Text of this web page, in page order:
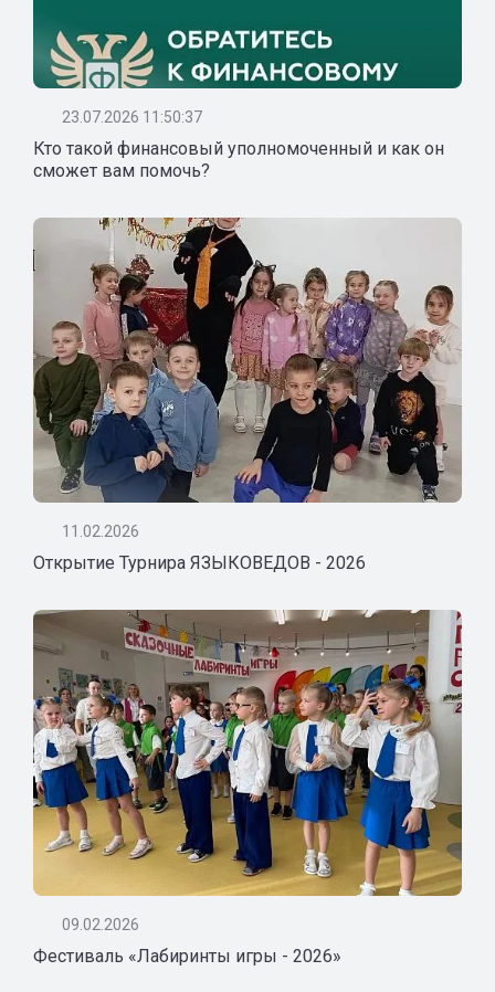
23.07.2026 11:50:37
Кто такой финансовый уполномоченный и как он
сможет вам помочь?
11.02.2026
Открытие Турнира ЯЗЫКОВЕДОВ - 2026
09.02.2026
Фестиваль «Лабиринты игры - 2026»